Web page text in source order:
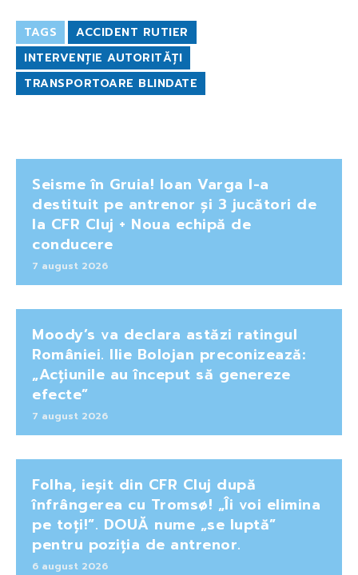
TAGS
ACCIDENT RUTIER
INTERVENȚIE AUTORITĂȚI
TRANSPORTOARE BLINDATE
Seisme în Gruia! Ioan Varga l-a
destituit pe antrenor și 3 jucători de
la CFR Cluj + Noua echipă de
conducere
7 august 2026
Moody’s va declara astăzi ratingul
României. Ilie Bolojan preconizează:
„Acțiunile au început să genereze
efecte”
7 august 2026
Folha, ieșit din CFR Cluj după
înfrângerea cu Tromsø! „Îi voi elimina
pe toți!”. DOUĂ nume „se luptă”
pentru poziția de antrenor.
6 august 2026